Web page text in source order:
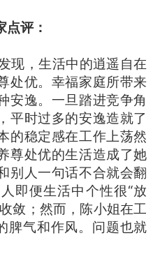
评：
现，生活中的逍遥自在
处优。幸福家庭所带来
安逸。一旦踏进竞争角
平时过多的安逸造就了
的稳定感在工作上荡然
尊处优的生活造成了她
别人一句话不合就会翻
即便生活中个性很“放
敛；然而，陈小姐在工
脾气和作风。问题也就